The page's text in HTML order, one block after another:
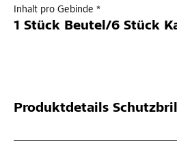
Inhalt pro Gebinde *
1 Stück Beutel/6 Stück
Produktdetails